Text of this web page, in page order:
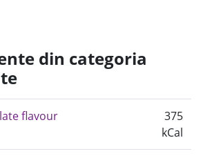
din categoria
flavour
375
kCal